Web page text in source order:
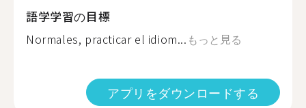
語学学習の目標
Normales, practicar el idiom... もっと見る
アプリをダウンロードする